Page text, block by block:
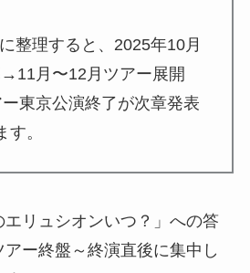
整理すると、2025年10月
月〜12月ツアー展開
東京公演終了が次章発表
す。
リュシオンいつ？」への答
ー終盤～終演直後に集中し